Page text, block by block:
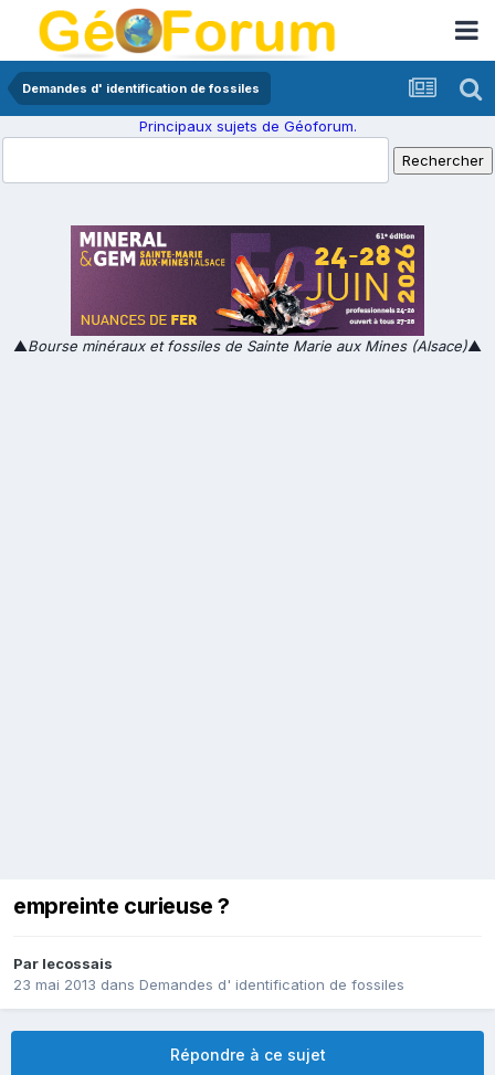
Demandes d' identification de fossiles
Principaux sujets de Géoforum.
▲Bourse minéraux et fossiles de Sainte Marie aux Mines (Alsace)▲
empreinte curieuse ?
Par lecossais
23 mai 2013 dans Demandes d' identification de fossiles
Répondre à ce sujet